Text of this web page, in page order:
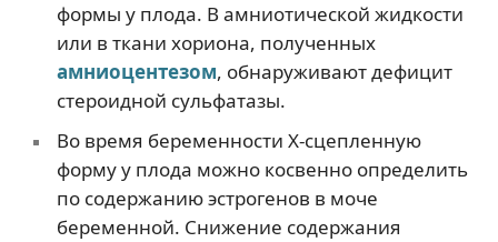
формы у плода. В амниотической жидкости
или в ткани хориона, полученных
амниоцентезом, обнаруживают дефицит
стероидной сульфатазы.
Во время беременности Х-сцепленную
форму у плода можно косвенно определить
по содержанию эстрогенов в моче
беременной. Снижение содержания